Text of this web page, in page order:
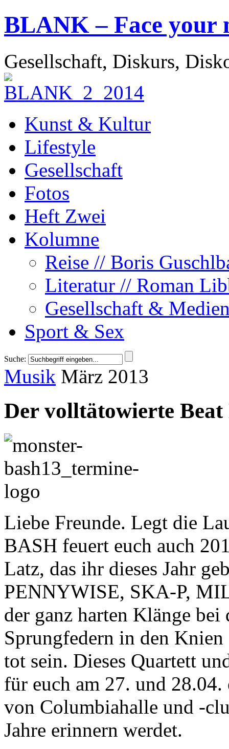
BLANK – Face your
Gesellschaft, Diskurs,
Kunst & Kultur
Lifestyle
Gesellschaft
Fotos
Heft Zwei
Kolumne
Reise // Boris
Literatur // Roman
Gesellschaft &
Sport & Sex
Suche:
Musik März 2013
Der volltätowierte
Liebe Freunde. Legt die
BASH feuert euch auch
Latz, das ihr dieses Jahr
PENNYWISE, SKA-P,
der ganz harten Klänge
Sprungfedern in den
tot sein. Dieses Quartett
für euch am 27. und
von Columbiahalle und -
Jahre erinnern werdet.